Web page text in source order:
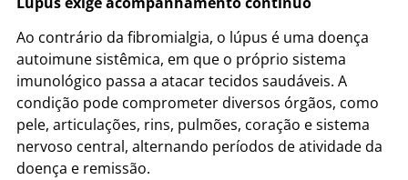
Ao contrário da fibromialgia, o lúpus é uma doença
autoimune sistêmica, em que o próprio sistema
imunológico passa a atacar tecidos saudáveis. A
condição pode comprometer diversos órgãos, como
pele, articulações, rins, pulmões, coração e sistema
nervoso central, alternando períodos de atividade da
doença e remissão.